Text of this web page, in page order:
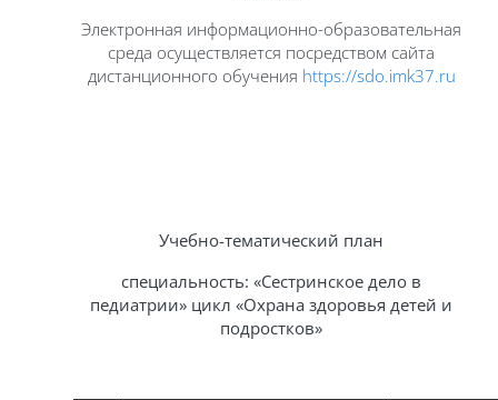
Электронная информационно-образовательная
среда осуществляется посредством сайта
дистанционного обучения https://sdo.imk37.ru
Учебно-тематический план
специальность: «Сестринское дело в
педиатрии» цикл «Охрана здоровья детей и
подростков»